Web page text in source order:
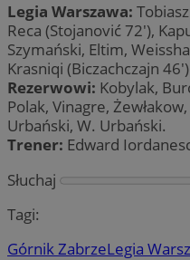
Legia Warszawa:
Reca (Stojanović 72′),
Szymański, Eltim,
Krasniqi (Biczachczajn
Rezerwowi: Kobylak,
Polak, Vinagre,
Urbański, W. Urbański.
Trener: Edward
Słuchaj
Tagi:
Górnik ZabrzeLegia